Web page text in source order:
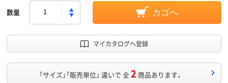
数量 カゴへ
マイカタログへ登録
「サイズ」「販売単位」 違いで 全2 商品あります。